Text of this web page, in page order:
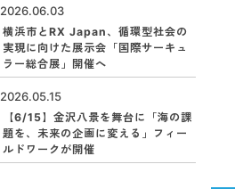
2026.06.03
横浜市とRX Japan、循環型社会の
実現に向けた展示会「国際サーキュ
ラー総合展」開催へ
2026.05.15
【6/15】金沢八景を舞台に「海の課
題を、未来の企画に変える」フィー
ルドワークが開催